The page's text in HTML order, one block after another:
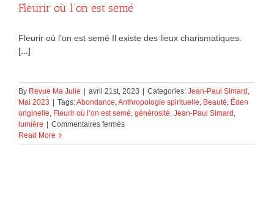
Fleurir où l’on est semé
Fleurir où l’on est semé Il existe des lieux charismatiques.
[...]
By Revue Ma Julie | avril 21st, 2023 | Categories: Jean-Paul Simard,
Mai 2023 | Tags:Abondance,Anthropologie spirituelle, Beauté, Éden
originelle, Fleurir où l’on est semé, générosité, Jean-Paul Simard,
lumière | Commentaires ferméssur
où
Read More